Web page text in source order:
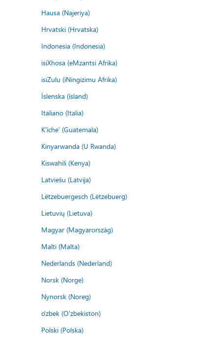
Hausa (Najeriya)
Hrvatski (Hrvatska)
Indonesia (Indonesia)
isiXhosa (eMzantsi Afrika)
isiZulu (iNingizimu Afrika)
Íslenska (ísland)
Italiano (Italia)
K'iche' (Guatemala)
Kinyarwanda (U Rwanda)
Kiswahili (Kenya)
Latviešu (Latvija)
Lëtzebuergesch (Lëtzebuerg)
Lietuvių (Lietuva)
Magyar (Magyarország)
Malti (Malta)
Nederlands (Nederland)
Norsk (Norge)
Nynorsk (Noreg)
o'zbek (O'zbekiston)
Polski (Polska)